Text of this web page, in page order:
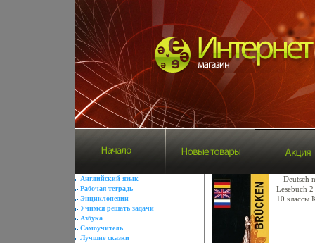
Английский язык
Рабочая тетрадь
Энциклопедии
Учимся решать задачи
Азбука
Самоучитель
Лучшие сказки
Deutsch
Lesebuch
10 классы